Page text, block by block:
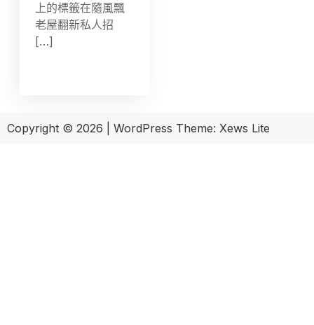
上的標籤在隨風飄
老屋翻新私人招
[…]
Copyright © 2026 WordPress Theme: Xews Lite